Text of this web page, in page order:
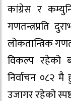
कांग्रेस र
गणतन्त्रप्रति
लोकतान्त्रिक
विकल्प रहेको
निर्वाचन ०८२
उजागर रहेको